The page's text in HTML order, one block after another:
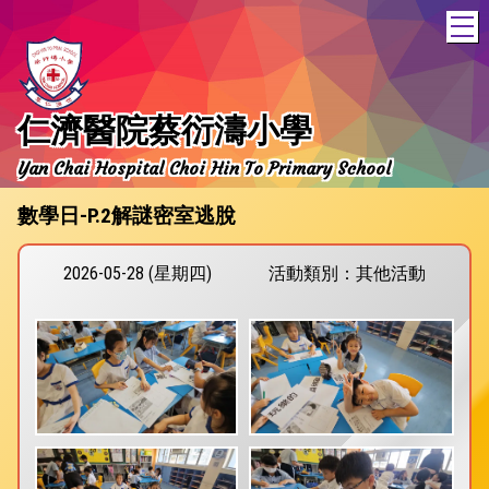
仁濟醫院蔡衍濤小學
Yan Chai Hospital Choi Hin To Primary School
數學日-P.2解謎密室逃脫
2026-05-28 (星期四) 活動類別：其他活動